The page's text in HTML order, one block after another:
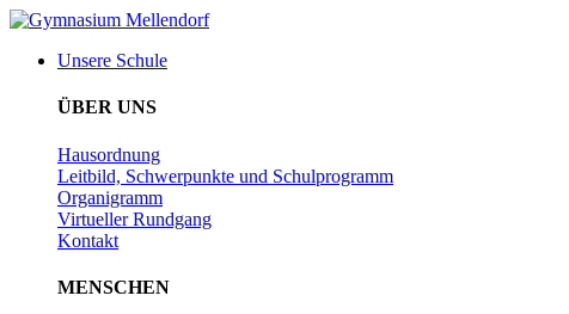
Zum
wechselnUnsere Schule
ÜBER UNS
Hausordnung
Leitbild, Schwerpunkte und Schulprogramm
Organigramm
Virtueller Rundgang
Kontakt
MENSCHEN